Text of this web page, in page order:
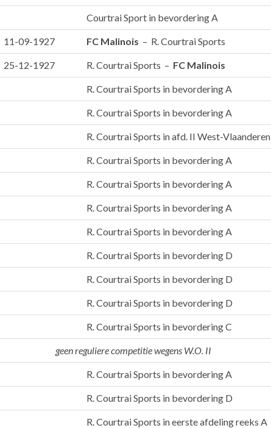
Courtrai Sport in bevordering A
11-09-1927 FC Malinois – R. Courtrai Sports
25-12-1927 R. Courtrai Sports – FC Malinois
R. Courtrai Sports in bevordering A
R. Courtrai Sports in bevordering A
R. Courtrai Sports in afd. II West-Vlaanderen
R. Courtrai Sports in bevordering A
R. Courtrai Sports in bevordering A
R. Courtrai Sports in bevordering A
R. Courtrai Sports in bevordering A
R. Courtrai Sports in bevordering D
R. Courtrai Sports in bevordering D
R. Courtrai Sports in bevordering D
R. Courtrai Sports in bevordering C
geen reguliere competitie wegens W.O. II
R. Courtrai Sports in bevordering A
R. Courtrai Sports in bevordering D
R. Courtrai Sports in eerste afdeling reeks A